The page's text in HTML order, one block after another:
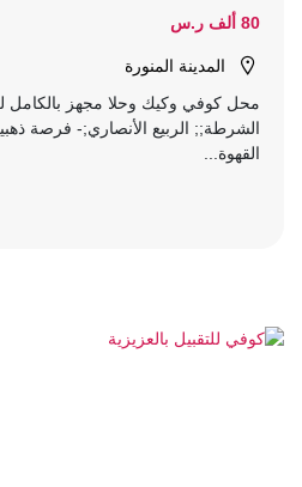
80 ألف ر.س
المدينة المنورة
محل كوفي وكيك وحلا مجهز بالكامل
الشرطة;; الربيع الأنصاري;- فرصة
القهوة...